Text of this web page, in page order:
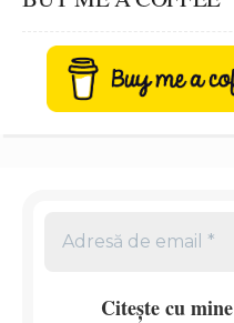
Citește cu mine